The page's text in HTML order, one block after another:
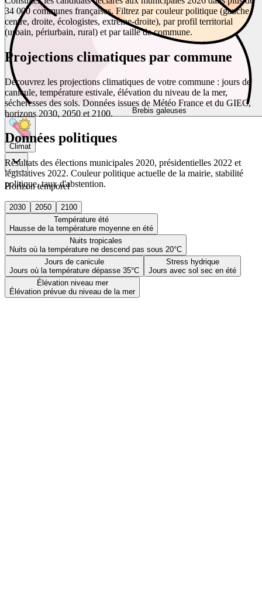
Brebis galeuses
Climat
Horizon temporel
2030 2050
2100
Température été
Hausse de la température moyenne en été
Nuits tropicales
Nuits où la température ne descend pas sous 20°C
Jours de canicule
Jours où la température dépasse 35°C
Stress hydrique
Jours avec sol sec en été
Élévation niveau mer
Élévation prévue du niveau de la mer
34 000 communes françaises. Filtrez par couleur politique (gauche,
centre, droite, écologistes, extrême-droite), par profil territorial
(urbain, périurbain, rural) et par taille de commune.
Projections climatiques par commune
Découvrez les projections climatiques de votre commune : jours de
canicule, température estivale, élévation du niveau de la mer,
sécheresses des sols. Données issues de Météo France et du GIEC,
horizons 2030, 2050 et 2100.
Données politiques
Résultats des élections municipales 2020, présidentielles 2022 et
législatives 2022. Couleur politique actuelle de la mairie, stabilité
politique, taux d'abstention.